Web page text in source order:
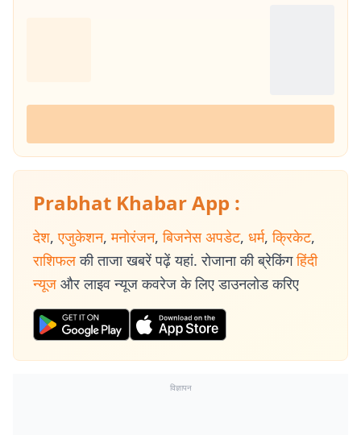
Prabhat Khabar App :
देश, एजुकेशन, मनोरंजन, बिजनेस अपडेट, धर्म, क्रिकेट,
राशिफल की ताजा खबरें पढ़ें यहां. रोजाना की ब्रेकिंग हिंदी
न्यूज और लाइव न्यूज कवरेज के लिए डाउनलोड करिए
विज्ञापन